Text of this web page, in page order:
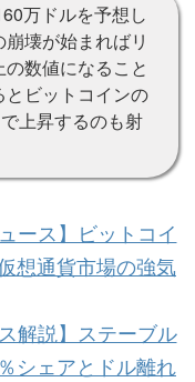
万ドルを予想し
壊が始まればリ
数値になること
ビットコインの
上昇するのも射
ース】ビットコイ
想通貨市場の強気
解説】ステーブル
シェアとドル離れ